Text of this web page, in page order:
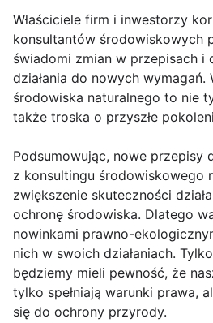
Właściciele firm i inwestorzy
konsultantów środowiskowych
świadomi zmian w przepisach i
działania do nowych wymagań.
środowiska naturalnego to nie
także troska o przyszłe
Podsumowując, nowe przepisy
z konsultingu środowiskowego
zwiększenie skuteczności
ochronę środowiska. Dlatego
nowinkami prawno-
nich w swoich działaniach.
będziemy mieli pewność, że
tylko spełniają warunki prawa,
się do ochrony przyrody.